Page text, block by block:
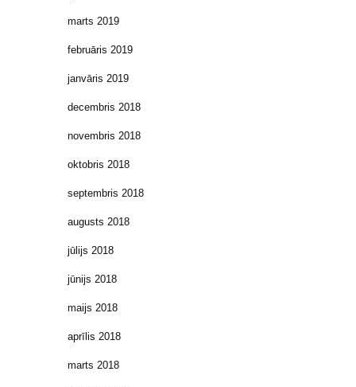
marts 2019
februāris 2019
janvāris 2019
decembris 2018
novembris 2018
oktobris 2018
septembris 2018
augusts 2018
jūlijs 2018
jūnijs 2018
maijs 2018
aprīlis 2018
marts 2018